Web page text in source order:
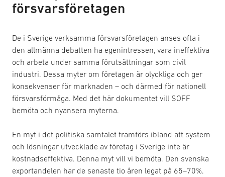
försvarsföretagen
De i Sverige verksamma försvarsföretagen anses ofta i
den allmänna debatten ha egenintressen, vara ineffektiva
och arbeta under samma förutsättningar som civil
industri. Dessa myter om företagen är olyckliga och ger
konsekvenser för marknaden – och därmed för nationell
försvarsförmåga. Med det här dokumentet vill SOFF
bemöta och nyansera myterna.
En myt i det politiska samtalet framförs ibland att system
och lösningar utvecklade av företag i Sverige inte är
kostnadseffektiva. Denna myt vill vi bemöta. Den svenska
exportandelen har de senaste tio åren legat på 65–70%.